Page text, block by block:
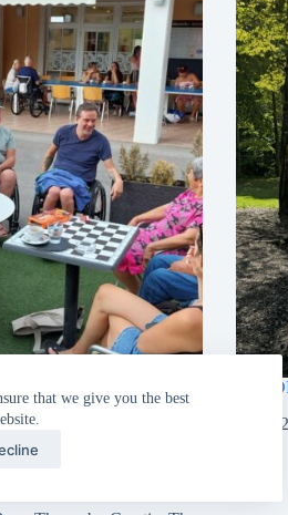
that we give you the best
PARAPLEGIKOV V